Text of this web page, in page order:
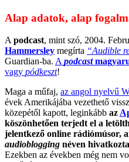
Alap adatok, alap
A podcast, mint szó, 2004.
Hammersley megírta “Audible
Guardian-ba. A podcast
vagy pódkeszt!
Maga a műfaj, az angol nyelvű
évek Amerikájába vezethető
közepétől kapott, leginkább az
köszönhetően terjedt el a
jelentkező online rádiómúsor,
audioblogging néven
Ezekben az években még nem